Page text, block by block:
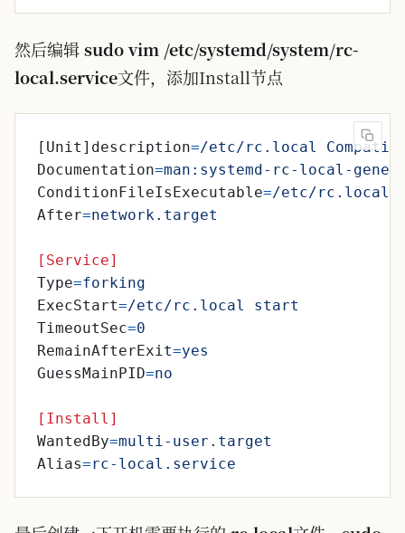
然后编辑sudo vim /etc/systemd/system/rc-
local.service文件，添加Install节点
[Unit]description=/etc/rc.local
Documentation=man:systemd-rc-local-
ConditionFileIsExecutable=/etc/rc.local
After=network.target
[Service]
Type=forking
ExecStart=/etc/rc.local start
TimeoutSec=0
RemainAfterExit=yes
GuessMainPID=no
[Install]
WantedBy=multi-user.target
Alias=rc-local.service